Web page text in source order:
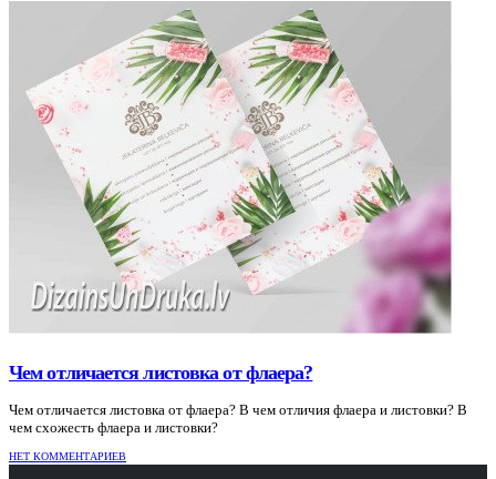
Чем отличается листовка от флаера?
Чем отличается листовка от флаера? В чем отличия флаера и листовки? В
чем схожесть флаера и листовки?
НЕТ КОММЕНТАРИЕВ